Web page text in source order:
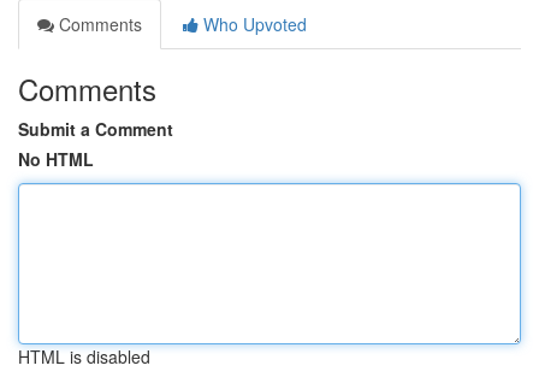
Comments
Who Upvoted
Comments
Submit a Comment
No HTML
HTML is disabled